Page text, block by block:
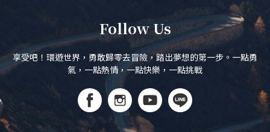
Follow Us
享受吧！環遊世界，勇敢歸零去冒險，踏出夢想的第一步。一點勇
氣，一點熱情，一點快樂，一點挑戰